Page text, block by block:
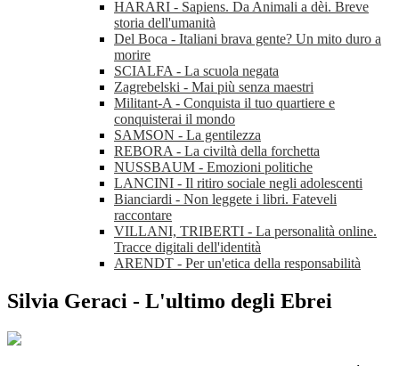
HARARI - Sapiens. Da Animali a dèi. Breve
storia dell'umanità
Del Boca - Italiani brava gente? Un mito duro a
morire
SCIALFA - La scuola negata
Zagrebelski - Mai più senza maestri
Militant-A - Conquista il tuo quartiere e
conquisterai il mondo
SAMSON - La gentilezza
REBORA - La civiltà della forchetta
NUSSBAUM - Emozioni politiche
LANCINI - Il ritiro sociale negli adolescenti
Bianciardi - Non leggete i libri. Fateveli
raccontare
VILLANI, TRIBERTI - La personalità online.
Tracce digitali dell'identità
ARENDT - Per un'etica della responsabilità
Silvia Geraci - L'ultimo degli Ebrei